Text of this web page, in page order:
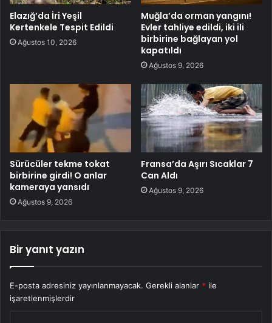
Elazığ’da İri Yeşil
Kertenkele Tespit Edildi
Ağustos 10, 2026
Muğla’da orman yangını!
Evler tahliye edildi, iki ili
birbirine bağlayan yol
kapatıldı
Ağustos 9, 2026
Sürücüler tekme tokat
birbirine girdi! O anlar
kameraya yansıdı
Ağustos 9, 2026
Fransa’da Aşırı Sıcaklar 7
Can Aldı
Ağustos 9, 2026
Bir yanıt yazın
E-posta adresiniz yayınlanmayacak. Gerekli alanlar * ile
işaretlenmişlerdir